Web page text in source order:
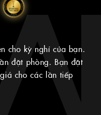
cho kỳ nghỉ của bạn.
đặt phòng. Bạn đặt
cho các lần tiếp